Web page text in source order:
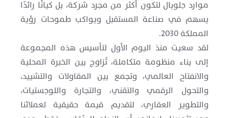
موارد جلوبال لتكون أكثر من مجرد شركة، بل كيانًا رائدًا
يسهم في صناعة المستقبل ويواكب طموحات رؤية
المملكة 2030.
لقد سعيت منذ اليوم الأول لتأسيس هذه المجموعة
إلى بناء منظومة متكاملة، تُزاوج بين الخبرة المحلية
والانفتاح العالمي، وتجمع بين المقاولات والتشييد،
والتحول الرقمي والتقني، والتجارة واللوجستيات،
والتطوير العقاري، لتقديم قيمة حقيقية لعملائنا